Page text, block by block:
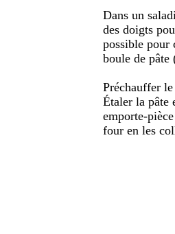
Dans un
des doigts
possible pour
boule de pâte
Préchauffer
Étaler la pâte
emporte-
four en les